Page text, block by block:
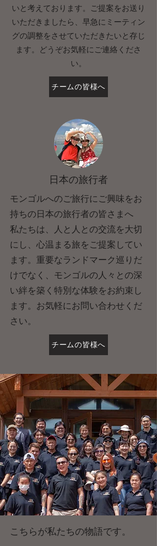
いと考えております。ご提案をお送り
いただきましたら、早急にミーティン
グの調整をさせていただきたいと存じ
ます。どうぞお気軽にご連絡くださ
い。
チームの皆様へ
日本の旅行者
モンゴルへのご旅行にご興味をお
持ちの日本の旅行者の皆さまへ
私たちは、人と人との交流を大切
にし、心温まる旅をご提案してい
ます。重要なランドマーク巡りだ
けでなく、モンゴルの人々との深
い絆を築く特別な体験をお約束し
ます。お気軽にお問い合わせくだ
さい。
チームの皆様へ
こちらが私たちの物語です。